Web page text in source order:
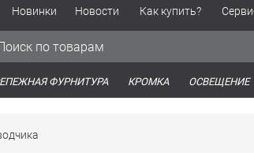
Новинки Новости Как купить?
ФУРНИТУРА КРОМКА ОСВЕЩЕНИЕ